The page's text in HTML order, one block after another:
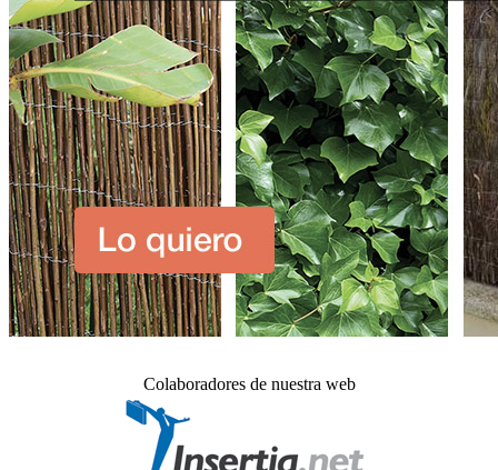
Colaboradores de nuestra web